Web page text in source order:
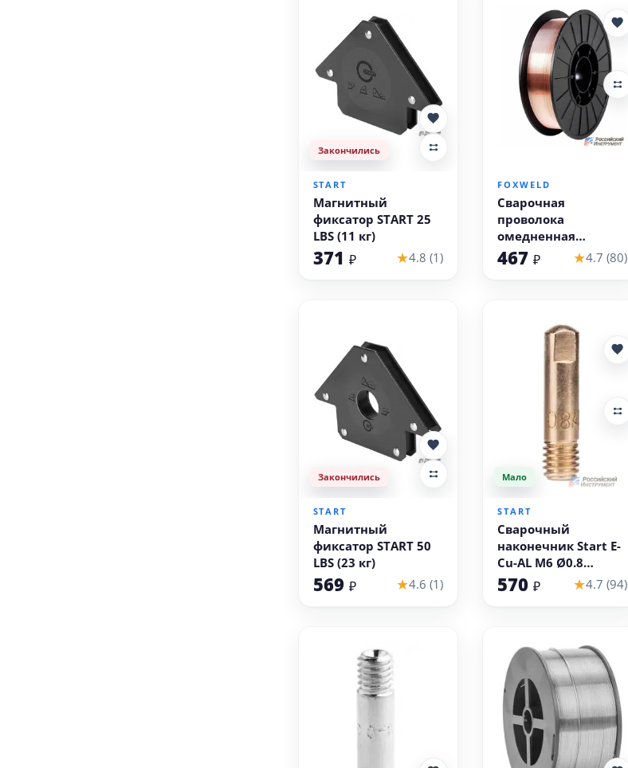
Закончились
START
Магнитный
фиксатор START 25
LBS (11 кг)
371 ₽ ★4.8 (1)
FOXWELD
Сварочная
проволока
омедненная
Foxweld ER70S-6 (1
кг, 1.0 мм)
467 ₽ ★4.7 (80)
Закончились
START
Магнитный
фиксатор START 50
LBS (23 кг)
569 ₽ ★4.6 (1)
Мало В корзину
START
Сварочный
наконечник Start E-
Cu-AL M6 Ø0.8
прямой
(алюминиевая
570 ₽ ★4.7 (94)